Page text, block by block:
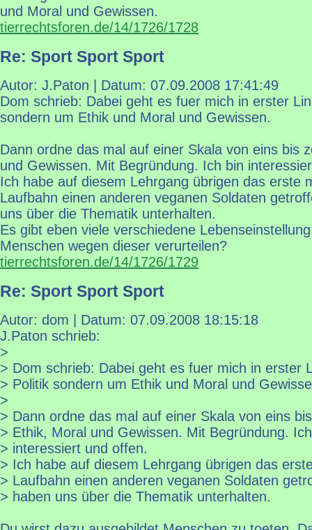
und Moral und Gewissen.
tierrechtsforen.de/14/1726/1728
Re: Sport Sport Sport
Autor: J.Paton | Datum: 07.09.2008 17:41:49
Dom schrieb: Dabei geht es fuer mich in erster
sondern um Ethik und Moral und Gewissen.
Dann ordne das mal auf einer Skala von eins bis
und Gewissen. Mit Begründung. Ich bin
Ich habe auf diesem Lehrgang übrigen das erste
Laufbahn einen anderen veganen Soldaten
uns über die Thematik unterhalten.
Es gibt eben viele verschiedene
Menschen wegen dieser verurteilen?
tierrechtsforen.de/14/1726/1729
Re: Sport Sport Sport
Autor: dom | Datum: 07.09.2008 18:15:18
J.Paton schrieb:
>
> Dom schrieb: Dabei geht es fuer mich in erster
> Politik sondern um Ethik und Moral und
>
> Dann ordne das mal auf einer Skala von eins
> Ethik, Moral und Gewissen. Mit Begründung.
> interessiert und offen.
> Ich habe auf diesem Lehrgang übrigen das
> Laufbahn einen anderen veganen Soldaten
> haben uns über die Thematik unterhalten.